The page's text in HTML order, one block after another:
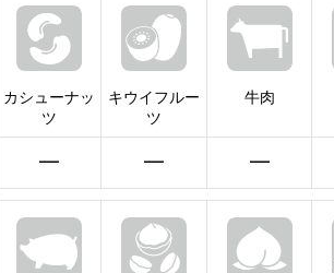
カシューナッ
ツ
━
キウイフルー
ツ
━
牛肉
━